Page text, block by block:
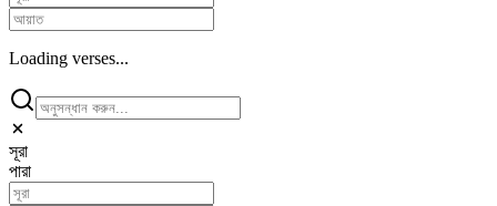
Loading verses...
সূরা
পারা